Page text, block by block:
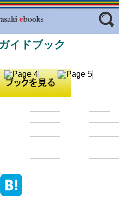
フリーワード
ジャンル
イドブック
タン